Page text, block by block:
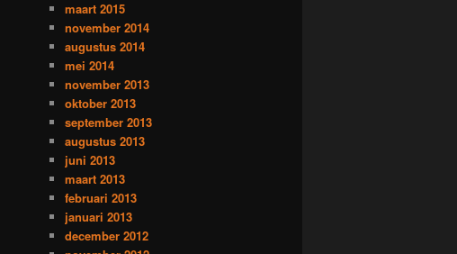
maart 2015
november 2014
augustus 2014
mei 2014
november 2013
oktober 2013
september 2013
augustus 2013
juni 2013
maart 2013
februari 2013
januari 2013
december 2012